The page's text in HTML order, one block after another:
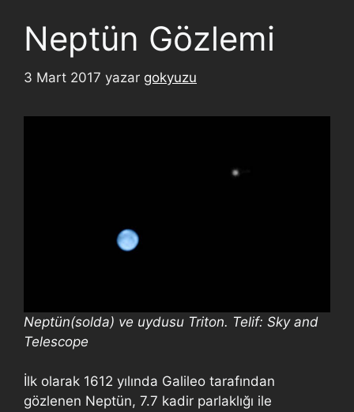
Neptün Gözlemi
3 Mart 2017 yazar gokyuzu
Neptün(solda) ve uydusu Triton. Telif: Sky and
Telescope
İlk olarak 1612 yılında Galileo tarafından
gözlenen Neptün, 7.7 kadir parlaklığı ile